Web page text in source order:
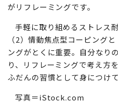
がリフレーミングです。
手軽に取り組めるストレス
（2）情動焦点型コーピング
ングがとくに重要。自分なり
り、リフレーミングで考え方
ふだんの習慣として身につけ
写真＝iStock.com